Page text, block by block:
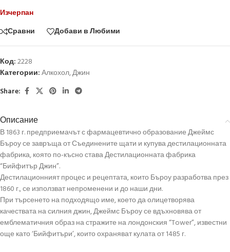
Изчерпан
Сравни
Добави в Любими
Код:2228
Категории:Алкохол,Джин
Share:
Описание
В 1863 г. предприемачът с фармацевтично образование Джеймс
Бъроу се завръща от Съединените щати и купува дестилационната
фабрика, която по-късно става Дестилационната фабрика
“Бийфитър Джин”.
Дестилационният процес и рецептата, които Бъроу разработва през
1860 г., се използват непроменени и до наши дни.
При търсенето на подходящо име, което да олицетворява
качествата на силния джин, Джеймс Бъроу се вдъхновява от
емблематичния образ на стражите на лондонския “Tower”, известни
още като ‘Бийфитъри’, които охраняват кулата от 1485 г.